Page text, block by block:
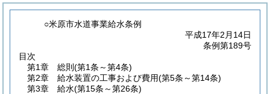
○米原市水道事業給水条例
平成17年2月14日
条例第189号
目次
第1章
総則 (第1条～第4条)
第2章
給水装置の工事および費用(第5条～第14条)
第3章
給水(第15条～第26条)